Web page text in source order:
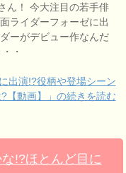
ん！ 今大注目の若手俳
ライダーフォーゼに出
ーがデビュー作なんだ
・
出演!?役柄や登場シーン
?【動画】」の続きを読む
!?ほとんど目に